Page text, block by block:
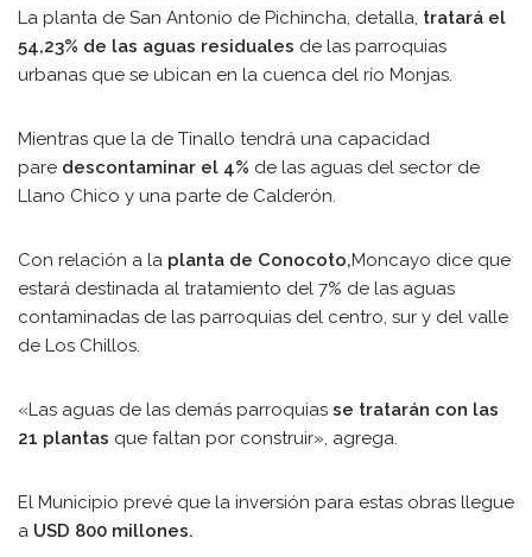
La planta de San Antonio de Pichincha, detalla, tratará el
54,23% de las aguas residuales de las parroquias
urbanas que se ubican en la cuenca del río Monjas.
Mientras que la de Tinallo tendrá una capacidad
pare descontaminar el 4% de las aguas del sector de
Llano Chico y una parte de Calderón.
Con relación a la planta de Conocoto,Moncayo dice que
estará destinada al tratamiento del 7% de las aguas
contaminadas de las parroquias del centro, sur y del valle
de Los Chillos.
«Las aguas de las demás parroquias se tratarán con las
21 plantas que faltan por construir», agrega.
El Municipio prevé que la inversión para estas obras llegue
a USD 800 millones.